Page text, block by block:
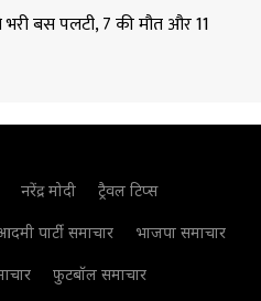
भरी बस पलटी, 7 की मौत और 11
नरेंद्र मोदी
ट्रैवल टिप्स
पार्टी समाचार
भाजपा समाचार
फुटबॉल समाचार